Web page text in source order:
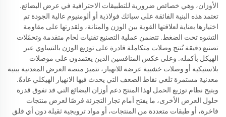
الأوزان، وهي خصائص ضرورية للتطبيقات الاحترافية في عرض البضائع.
تعتمد هذه البنية الفائقة على سبائك فولاذية أو ألومنيوم عالية الجودة تم
اختيارها بعناية لعلاقتها القوية بين الوزن والمتانة، ولقدرتها على مقاومة
التشوه تحت الضغط. تتضمن عملية التصنيع تقنيات لحام متقدمة وتحمّلات
تصنيع دقيقة تُنتج وصلات متكاملة قادرة على توزيع الوزن بالتساوي عبر
الهيكل بأكمله. وعلى عكس المنافسين الذين يعتمدون على موصلات
بلاستيكية أو وصلات خشبية عرضة للانهيار، تتميز منصة العرض المعدنية ببنية
معدنية مستمرة تلغي نقاط الضعف التي يحدث فيها الانهيار الهيكلي عادةً.
ويتيح نظام توزيع الحمل لهذا المنتج دعم أوزان البضائع التي قد تفوق قدرة
حلول العرض الأخرى، ما يفتح أمام تجار التجزئة فرصًا لعرض منتجات
فاخرة، أو طبقات متعددة من المنتجات، أو مواد ترويجية ثقيلة دون أي قلق